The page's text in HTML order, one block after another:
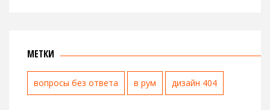
МЕТКИ
вопросы без ответа в рум дизайн 404